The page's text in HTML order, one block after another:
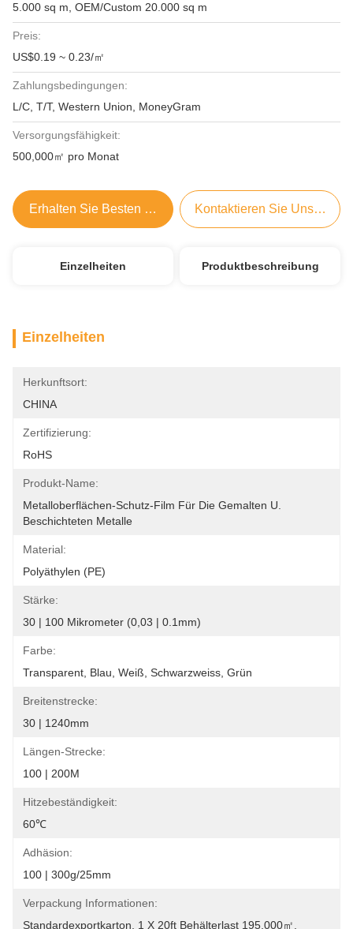
5.000 sq m, OEM/Custom 20.000 sq m
Preis:
US$0.19 ~ 0.23/㎡
Zahlungsbedingungen:
L/C, T/T, Western Union, MoneyGram
Versorgungsfähigkeit:
500,000㎡ pro Monat
Erhalten Sie Besten Preis Kontaktieren Sie Uns Jetzt
Einzelheiten Produktbeschreibung
Einzelheiten
Herkunftsort:
CHINA
Zertifizierung:
RoHS
Produkt-Name:
Metalloberflächen-Schutz-Film Für Die Gemalten U.
Beschichteten Metalle
Material:
Polyäthylen (PE)
Stärke:
30 | 100 Mikrometer (0,03 | 0.1mm)
Farbe:
Transparent, Blau, Weiß, Schwarzweiss, Grün
Breitenstrecke:
30 | 1240mm
Längen-Strecke:
100 | 200M
Hitzebeständigkeit:
60℃
Adhäsion:
100 | 300g/25mm
Verpackung Informationen:
Standardexportkarton, 1 X 20ft Behälterlast 195,000㎡.